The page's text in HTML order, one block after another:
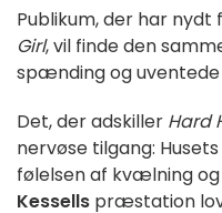
Publikum, der har nydt
Girl, vil finde den
spænding og uventede
Det, der adskiller Hard
nervøse tilgang:
følelsen af kvælning
Kessells præstation